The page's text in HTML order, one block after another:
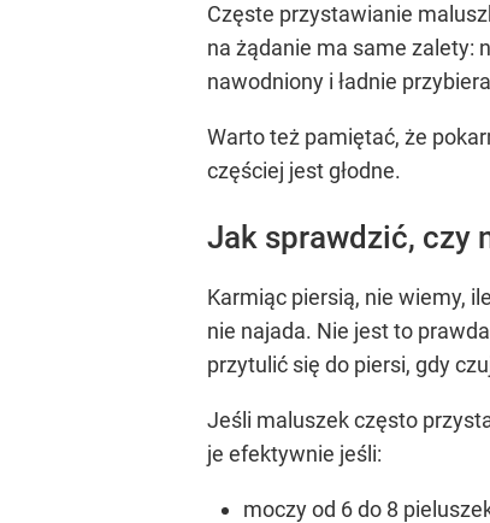
Częste przystawianie
na żądanie ma same zalety:
nawodniony i ładnie
Warto też pamiętać, że
częściej jest głodne.
Jak sprawdzić, czy
Karmiąc piersią, nie wiemy,
nie najada. Nie jest to
przytulić się do piersi, gdy
Jeśli maluszek często
je efektywnie jeśli:
moczy od 6 do 8